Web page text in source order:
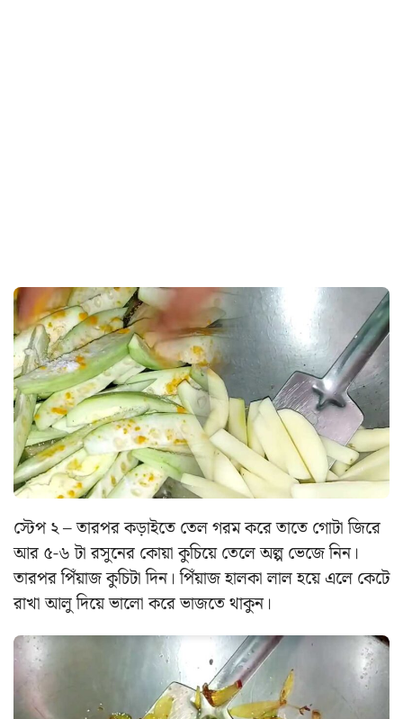
স্টেপ ২ – তারপর কড়াইতে তেল গরম করে তাতে গোটা জিরে
আর ৫-৬ টা রসুনের কোয়া কুচিয়ে তেলে অল্প ভেজে নিন।
তারপর পিঁয়াজ কুচিটা দিন। পিঁয়াজ হালকা লাল হয়ে এলে কেটে
রাখা আলু দিয়ে ভালো করে ভাজতে থাকুন।